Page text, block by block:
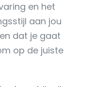
en het
aan jou
dat je gaat
op de juiste